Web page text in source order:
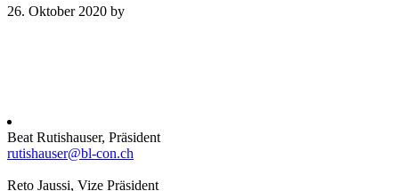
26. Oktober 2020 by
Beat Rutishauser, Präsident
rutishauser@bl-con.ch
Reto Jaussi, Vize Präsident